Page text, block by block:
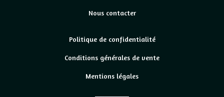
Nous contacter
Politique de confidentialité
Conditions générales de vente
Mentions légales